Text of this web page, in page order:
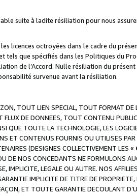
suite à ladite résiliation pour nous
licences octroyées dans le cadre du
tels que spécifiés dans les Politiques du
de l’Accord. Nulle résiliation du
survenue avant la résiliation.
TOUT LIEN SPECIAL, TOUT FORMAT DE
DE DONNEES, TOUT CONTENU
QUE TOUTE LA TECHNOLOGIE, LES
ET CONTENUS FOURNIS OU UTILISES
(DESIGNES COLLECTIVEMENT LES «
DE NOS CONCEDANTS NE FORMULONS
IMPLICITE, LEGALE OU AUTRE. NOS
IMPLICITE DE TITRE DE PROPRIETE,
ET TOUTE GARANTIE DECOULANT